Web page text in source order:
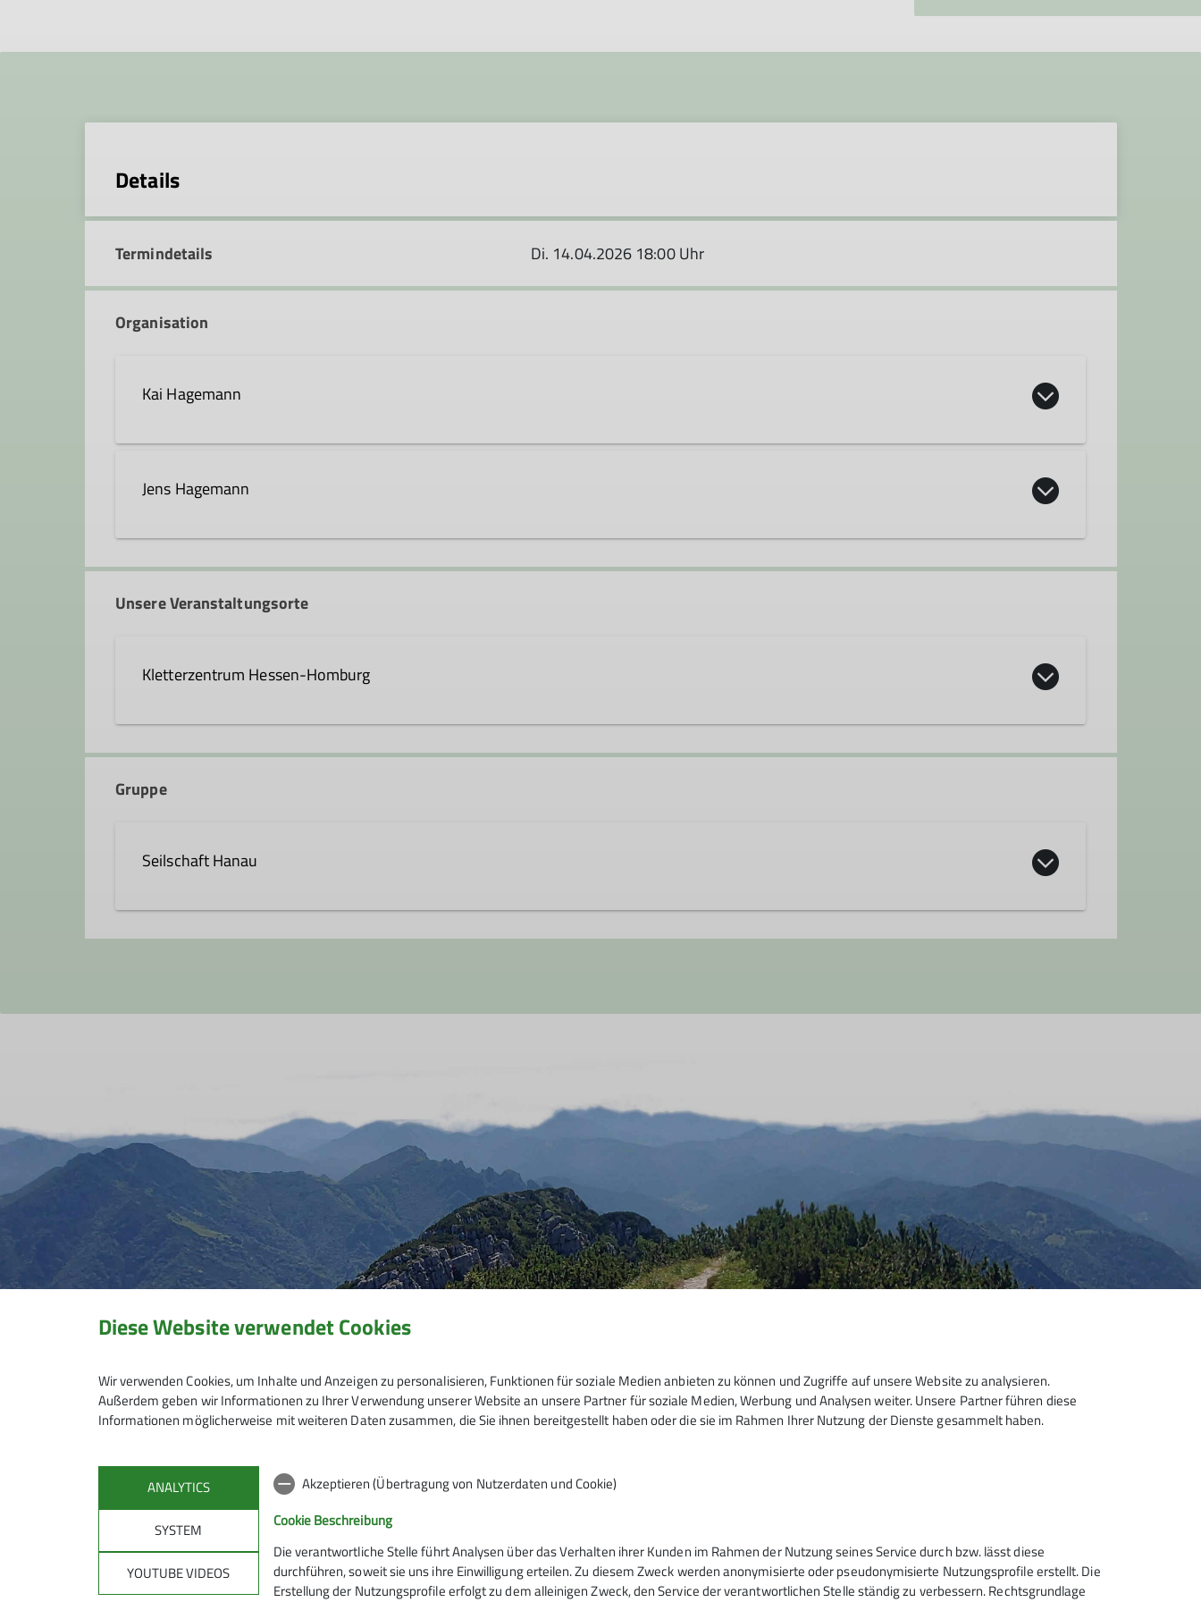
Details
Termindetails Di. 14.04.2026 18:00 Uhr
Organisation
Kai Hagemann
Jens Hagemann
Unsere Veranstaltungsorte
Kletterzentrum Hessen-Homburg
Gruppe
Seilschaft Hanau
Mitmachen Klettern Service
Sektion Hanau des Deutschen
Alpenvereins e.V.
Diese Website verwendet Cookies
Wir verwenden Cookies, um Inhalte und Anzeigen zu personalisieren, Funktionen für soziale Medien anbieten zu können und Zugriffe auf unsere Website zu analysieren.
Außerdem geben wir Informationen zu Ihrer Verwendung unserer Website an unsere Partner für soziale Medien, Werbung und Analysen weiter. Unsere Partner führen diese
Informationen möglicherweise mit weiteren Daten zusammen, die Sie ihnen bereitgestellt haben oder die sie im Rahmen Ihrer Nutzung der Dienste gesammelt haben.
ANALYTICS
SYSTEM
YOUTUBE VIDEOS
Akzeptieren (Übertragung von Nutzerdaten und Cookie)
Cookie Beschreibung
Die verantwortliche Stelle führt Analysen über das Verhalten ihrer Kunden im Rahmen der Nutzung seines Service durch bzw. lässt diese
durchführen, soweit sie uns ihre Einwilligung erteilen. Zu diesem Zweck werden anonymisierte oder pseudonymisierte Nutzungsprofile erstellt. Die
Erstellung der Nutzungsprofile erfolgt zu dem alleinigen Zweck, den Service der verantwortlichen Stelle ständig zu verbessern. Rechtsgrundlage